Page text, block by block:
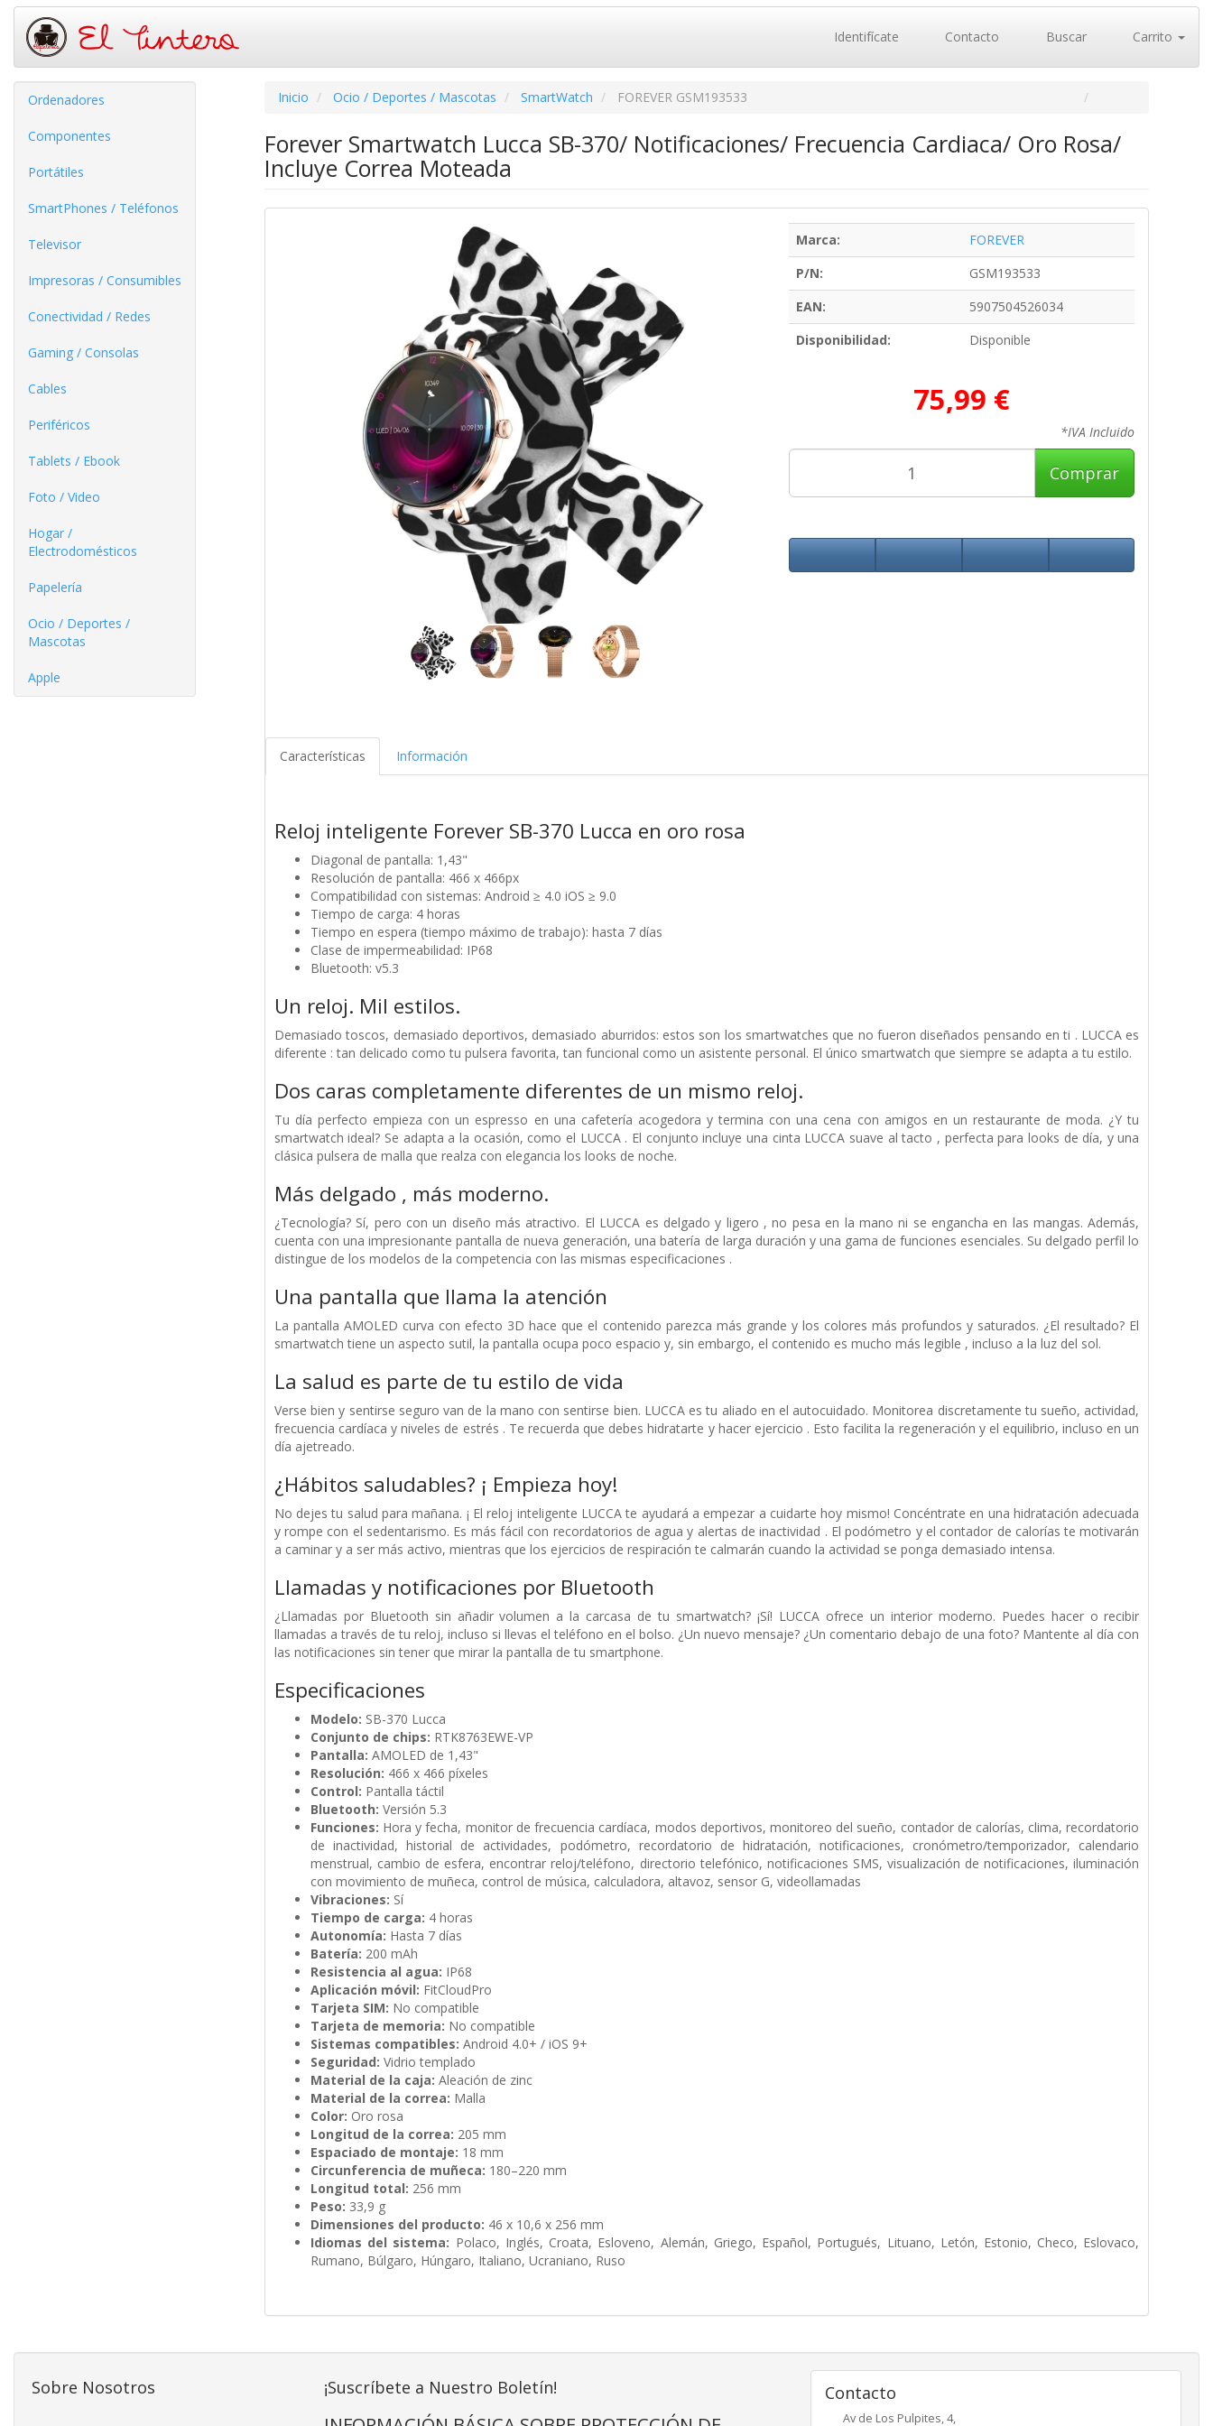
Identifícate Contacto Buscar Carrito
Ordenadores
Componentes
Portátiles
SmartPhones / Teléfonos
Televisor
Impresoras / Consumibles
Conectividad / Redes
Gaming / Consolas
Cables
Periféricos
Tablets / Ebook
Foto / Video
Hogar /
Electrodomésticos
Papelería
Ocio / Deportes /
Mascotas
Apple
Inicio Ocio / Deportes / Mascotas SmartWatch FOREVER GSM193533
Forever Smartwatch Lucca SB-370/ Notificaciones/ Frecuencia Cardiaca/ Oro Rosa/
Incluye Correa Moteada
Marca:
FOREVER
P/N:
GSM193533
EAN:
5907504526034
Disponibilidad:
Disponible
75,99 €
*IVA Incluido
Comprar
Características Información
Reloj inteligente Forever SB-370 Lucca en oro rosa
Diagonal de pantalla: 1,43"
Resolución de pantalla: 466 x 466px
Compatibilidad con sistemas: Android ≥ 4.0 iOS ≥ 9.0
Tiempo de carga: 4 horas
Tiempo en espera (tiempo máximo de trabajo): hasta 7 días
Clase de impermeabilidad: IP68
Bluetooth: v5.3
Un reloj. Mil estilos.
Demasiado toscos, demasiado deportivos, demasiado aburridos: estos son los smartwatches que no fueron diseñados pensando en ti . LUCCA es
diferente : tan delicado como tu pulsera favorita, tan funcional como un asistente personal. El único smartwatch que siempre se adapta a tu estilo.
Dos caras completamente diferentes de un mismo reloj.
Tu día perfecto empieza con un espresso en una cafetería acogedora y termina con una cena con amigos en un restaurante de moda. ¿Y tu
smartwatch ideal? Se adapta a la ocasión, como el LUCCA . El conjunto incluye una cinta LUCCA suave al tacto , perfecta para looks de día, y una
clásica pulsera de malla que realza con elegancia los looks de noche.
Más delgado , más moderno.
¿Tecnología? Sí, pero con un diseño más atractivo. El LUCCA es delgado y ligero , no pesa en la mano ni se engancha en las mangas. Además,
cuenta con una impresionante pantalla de nueva generación, una batería de larga duración y una gama de funciones esenciales. Su delgado perfil lo
distingue de los modelos de la competencia con las mismas especificaciones .
Una pantalla que llama la atención
La pantalla AMOLED curva con efecto 3D hace que el contenido parezca más grande y los colores más profundos y saturados. ¿El resultado? El
smartwatch tiene un aspecto sutil, la pantalla ocupa poco espacio y, sin embargo, el contenido es mucho más legible , incluso a la luz del sol.
La salud es parte de tu estilo de vida
Verse bien y sentirse seguro van de la mano con sentirse bien. LUCCA es tu aliado en el autocuidado. Monitorea discretamente tu sueño, actividad,
frecuencia cardíaca y niveles de estrés . Te recuerda que debes hidratarte y hacer ejercicio . Esto facilita la regeneración y el equilibrio, incluso en un
día ajetreado.
¿Hábitos saludables? ¡ Empieza hoy!
No dejes tu salud para mañana. ¡ El reloj inteligente LUCCA te ayudará a empezar a cuidarte hoy mismo! Concéntrate en una hidratación adecuada
y rompe con el sedentarismo. Es más fácil con recordatorios de agua y alertas de inactividad . El podómetro y el contador de calorías te motivarán
a caminar y a ser más activo, mientras que los ejercicios de respiración te calmarán cuando la actividad se ponga demasiado intensa.
Llamadas y notificaciones por Bluetooth
¿Llamadas por Bluetooth sin añadir volumen a la carcasa de tu smartwatch? ¡Sí! LUCCA ofrece un interior moderno. Puedes hacer o recibir
llamadas a través de tu reloj, incluso si llevas el teléfono en el bolso. ¿Un nuevo mensaje? ¿Un comentario debajo de una foto? Mantente al día con
las notificaciones sin tener que mirar la pantalla de tu smartphone.
Especificaciones
Modelo: SB-370 Lucca
Conjunto de chips: RTK8763EWE-VP
Pantalla: AMOLED de 1,43"
Resolución: 466 x 466 píxeles
Control: Pantalla táctil
Bluetooth: Versión 5.3
Funciones: Hora y fecha, monitor de frecuencia cardíaca, modos deportivos, monitoreo del sueño, contador de calorías, clima, recordatorio
de inactividad, historial de actividades, podómetro, recordatorio de hidratación, notificaciones, cronómetro/temporizador, calendario
menstrual, cambio de esfera, encontrar reloj/teléfono, directorio telefónico, notificaciones SMS, visualización de notificaciones, iluminación
con movimiento de muñeca, control de música, calculadora, altavoz, sensor G, videollamadas
Vibraciones: Sí
Tiempo de carga: 4 horas
Autonomía: Hasta 7 días
Batería: 200 mAh
Resistencia al agua: IP68
Aplicación móvil: FitCloudPro
Tarjeta SIM: No compatible
Tarjeta de memoria: No compatible
Sistemas compatibles: Android 4.0+ / iOS 9+
Seguridad: Vidrio templado
Material de la caja: Aleación de zinc
Material de la correa: Malla
Color: Oro rosa
Longitud de la correa: 205 mm
Espaciado de montaje: 18 mm
Circunferencia de muñeca: 180–220 mm
Longitud total: 256 mm
Peso: 33,9 g
Dimensiones del producto: 46 x 10,6 x 256 mm
Idiomas del sistema: Polaco, Inglés, Croata, Esloveno, Alemán, Griego, Español, Portugués, Lituano, Letón, Estonio, Checo, Eslovaco,
Rumano, Búlgaro, Húngaro, Italiano, Ucraniano, Ruso
Sobre Nosotros ¡Suscríbete a Nuestro Boletín! Contacto
Av de Los Pulpites, 4,